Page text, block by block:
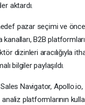
aktardı.
pazar seçimi ve
B2B
dizinleri aracılığıyla
bilgiler paylaşıldı.
Navigator,
platformlarının